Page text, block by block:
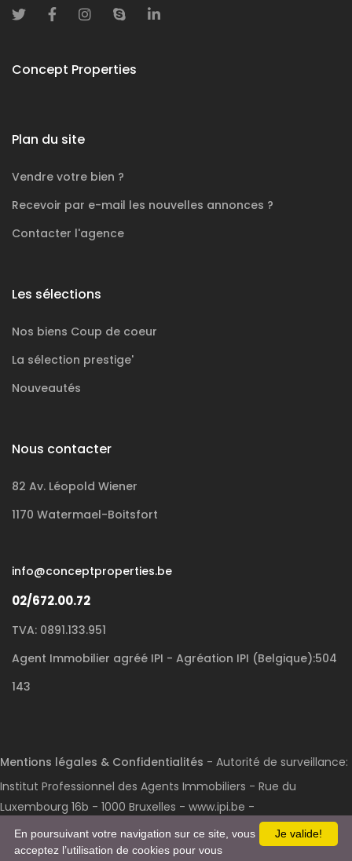
Concept Properties
Plan du site
Vendre votre bien ?
Recevoir par e-mail les nouvelles annonces ?
Contacter l'agence
Les sélections
Nos biens Coup de coeur
La sélection prestige'
Nouveautés
Nous contacter
82 Av. Léopold Wiener
1170 Watermael-Boitsfort
info@conceptproperties.be
02/672.00.72
TVA: 0891.133.951
Agent Immobilier agréé IPI - Agréation IPI (Belgique):504
143
Mentions légales & Confidentialités - Autorité de surveillance:
Institut Professionnel des Agents Immobiliers - Rue du
Luxembourg 16b - 1000 Bruxelles - www.ipi.be -
Code déontologie- RC professionnelle et cautionnement via
AXA Belgium S.A. : n° police 730.390.160
Je valide!
En poursuivant votre navigation sur ce site, vous
acceptez l’utilisation de cookies pour vous